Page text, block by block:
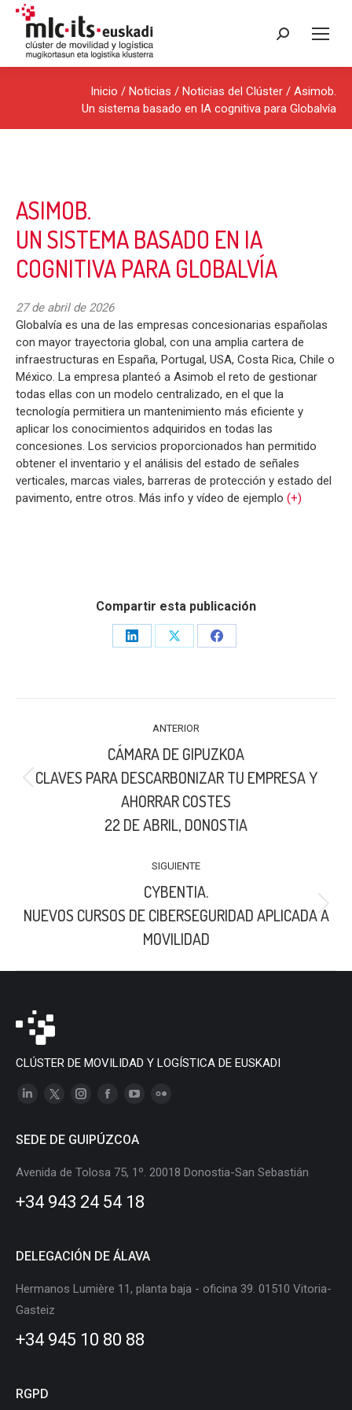
Buscar:
Inicio / Noticias / Noticias del Clúster / Asimob.
Un sistema basado en IA cognitiva para Globalvía
ASIMOB.
UN SISTEMA BASADO EN IA
COGNITIVA PARA GLOBALVÍA
27 de abril de 2026
Globalvía es una de las empresas concesionarias españolas
con mayor trayectoria global, con una amplia cartera de
infraestructuras en España, Portugal, USA, Costa Rica, Chile o
México. La empresa planteó a Asimob el reto de gestionar
todas ellas con un modelo centralizado, en el que la
tecnología permitiera un mantenimiento más eficiente y
aplicar los conocimientos adquiridos en todas las
concesiones. Los servicios proporcionados han permitido
obtener el inventario y el análisis del estado de señales
verticales, marcas viales, barreras de protección y estado del
pavimento, entre otros. Más info y vídeo de ejemplo (+)
Compartir esta publicación
Share
Share
Share
PUBLICACIONES
ANTERIOR
Publicación
anterior:
CÁMARA DE GIPUZKOA
CLAVES PARA DESCARBONIZAR TU EMPRESA Y
AHORRAR COSTES
22 DE ABRIL, DONOSTIA
SIGUIENTE
Publicación
CYBENTIA.
NUEVOS CURSOS DE CIBERSEGURIDAD APLICADA A
MOVILIDAD
CLÚSTER DE MOVILIDAD Y LOGÍSTICA DE EUSKADI
Linkedin
opens
window
X
opens
window
Instagram
opens
in
window
opens
in
window
opens
in
window
in
SEDE DE GUIPÚZCOA
Avenida de Tolosa 75, 1º. 20018 Donostia-San Sebastián
+34 943 24 54 18
DELEGACIÓN DE ÁLAVA
Hermanos Lumière 11, planta baja - oficina 39. 01510 Vitoria-
Gasteiz
+34 945 10 80 88
RGPD